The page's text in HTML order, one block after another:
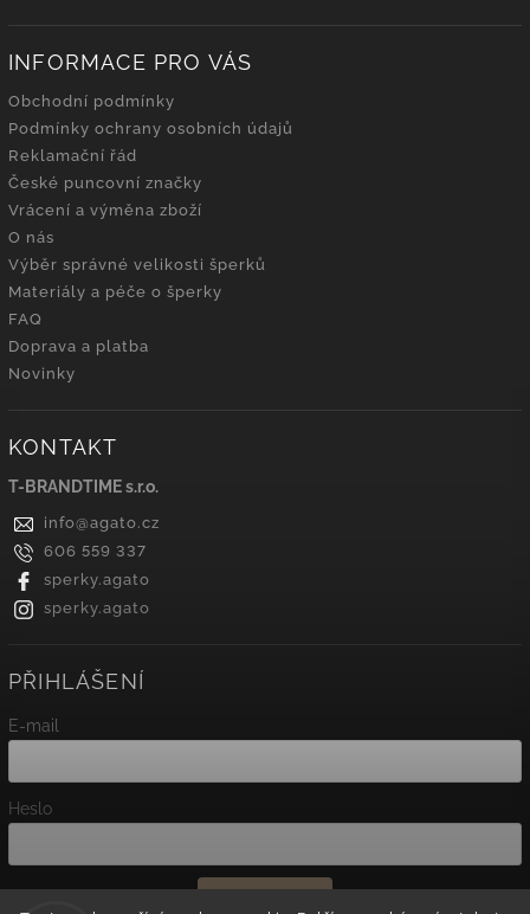
INFORMACE PRO VÁS
Obchodní podmínky
Podmínky ochrany osobních údajů
Reklamační řád
České puncovní značky
Vrácení a výměna zboží
O nás
Výběr správné velikosti šperků
Materiály a péče o šperky
FAQ
Doprava a platba
Novinky
KONTAKT
T-BRANDTIME s.r.o.
info@agato.cz
606 559 337
sperky.agato
sperky.agato
PŘIHLÁŠENÍ
E-mail
Heslo